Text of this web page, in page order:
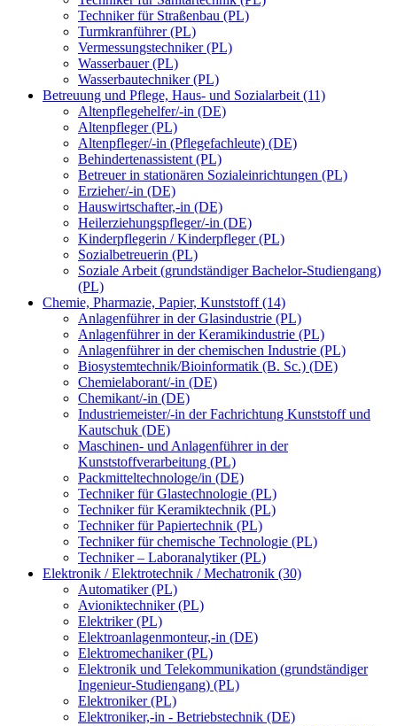
Techniker für Straßenbau (PL)
Turmkranführer (PL)
Vermessungstechniker (PL)
Wasserbauer (PL)
Wasserbautechniker (PL)
Betreuung und Pflege, Haus- und Sozialarbeit (11)
Altenpflegehelfer/-in (DE)
Altenpfleger (PL)
Altenpfleger/-in (Pflegefachleute) (DE)
Behindertenassistent (PL)
Betreuer in stationären Sozialeinrichtungen (PL)
Erzieher/-in (DE)
Hauswirtschafter,-in (DE)
Heilerziehungspfleger/-in (DE)
Kinderpflegerin / Kinderpfleger (PL)
Sozialbetreuerin (PL)
Soziale Arbeit (grundständiger Bachelor-Studiengang)
(PL)
Chemie, Pharmazie, Papier, Kunststoff (14)
Anlagenführer in der Glasindustrie (PL)
Anlagenführer in der Keramikindustrie (PL)
Anlagenführer in der chemischen Industrie (PL)
Biosystemtechnik/Bioinformatik (B. Sc.) (DE)
Chemielaborant/-in (DE)
Chemikant/-in (DE)
Industriemeister/-in der Fachrichtung Kunststoff und
Kautschuk (DE)
Maschinen- und Anlagenführer in der
Kunststoffverarbeitung (PL)
Packmitteltechnologe/in (DE)
Techniker für Glastechnologie (PL)
Techniker für Keramiktechnik (PL)
Techniker für Papiertechnik (PL)
Techniker für chemische Technologie (PL)
Techniker – Laboranalytiker (PL)
Elektronik / Elektrotechnik / Mechatronik (30)
Automatiker (PL)
Avioniktechniker (PL)
Elektriker (PL)
Elektroanlagenmonteur,-in (DE)
Elektromechaniker (PL)
Elektronik und Telekommunikation (grundständiger
Ingenieur-Studiengang) (PL)
Elektroniker (PL)
Elektroniker,-in - Betriebstechnik (DE)